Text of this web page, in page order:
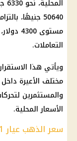
50640 جنيهًا،
مستوى
التعاملات.
ويأتي هذا
مختلف الأعيرة
والمستثمرين
الأسعار المحلية.
سعر الذهب عيار 21 اليوم